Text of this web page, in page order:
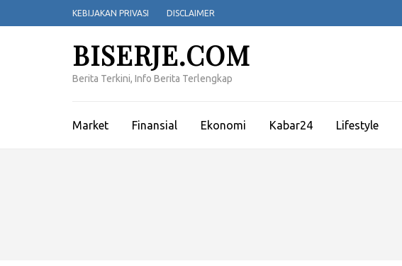
ke
KEBIJAKAN PRIVASI DISCLAIMER
BISERJE.COM
Berita Terkini, Info Berita Terlengkap
Market Finansial Ekonomi Kabar24 Lifestyle